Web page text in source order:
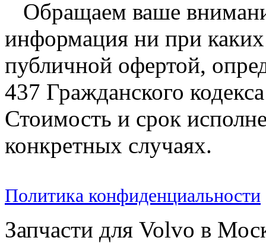
Обращаем ваше
информация ни при каких
публичной офертой,
437 Гражданского
Стоимость и срок
конкретных случаях.
Политика конфиденциальности
Запчасти для Volvo в